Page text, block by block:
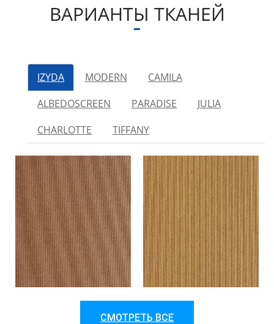
ВАРИАНТЫ ТКАНЕЙ
IZYDA MODERN
CAMILA
ALBEDOSCREEN
PARADISE
JULIA
CHARLOTТE
TIFFANY
СМОТРЕТЬ ВСЕ